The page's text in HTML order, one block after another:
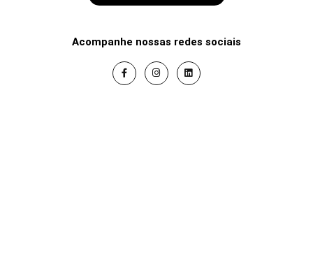
Acompanhe nossas redes sociais